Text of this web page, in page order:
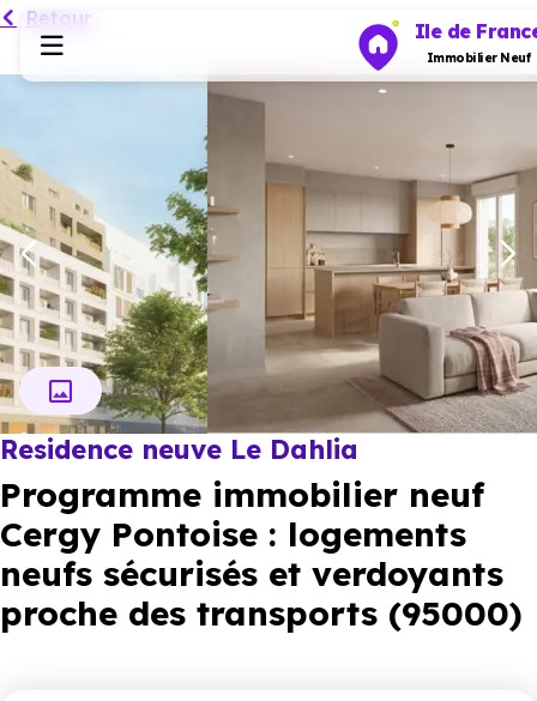
Ile de
Immobilier Neuf
Programmes neufs
Habiter
Investir
Actualités
Ressources
Financer
Retour
Résidence neuve Le Dahlia
Programme immobilier neuf
Cergy Pontoise : logements
neufs sécurisés et verdoyants
proche des transports (95000)